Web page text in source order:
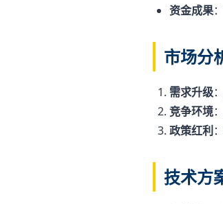
资金成果
市场分
需求升级
竞争环境
政策红利
技术方